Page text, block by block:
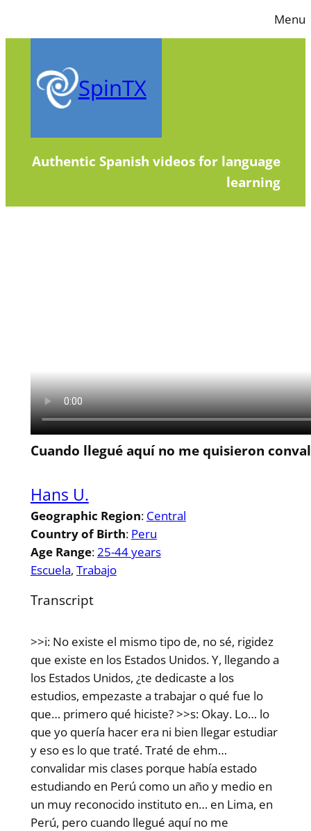
to
Menu
SpinTX
Authentic Spanish videos for language
learning
Cuando llegué aquí no me quisieron
Hans U.
Geographic Region: Central
Country of Birth: Peru
Age Range:25-44 years
Escuela, Trabajo
Transcript
>>i: No existe el mismo tipo de, no sé, rigidez
que existe en los Estados Unidos. Y, llegando a
los Estados Unidos, ¿te dedicaste a los
estudios, empezaste a trabajar o qué fue lo
que… primero qué hiciste? >>s: Okay. Lo… lo
que yo quería hacer era ni bien llegar estudiar
y eso es lo que traté. Traté de ehm…
convalidar mis clases porque había estado
estudiando en Perú como un año y medio en
un muy reconocido instituto en… en Lima, en
Perú, pero cuando llegué aquí no me